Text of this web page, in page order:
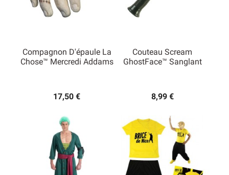
Compagnon D'épaule La
Chose™ Mercredi Addams
17,50 €
Couteau Scream
GhostFace™ Sanglant
8,99 €